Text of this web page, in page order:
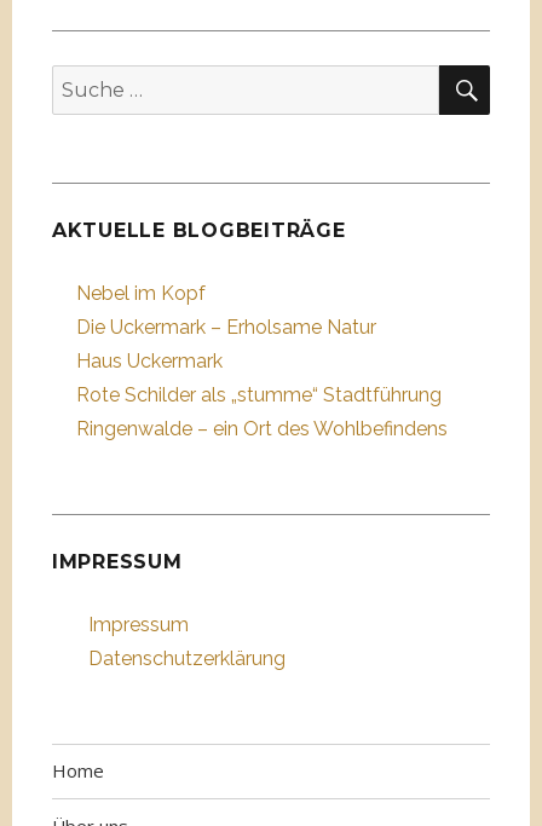
Suche
nach:
AKTUELLE BLOGBEITRÄGE
Nebel im Kopf
Die Uckermark – Erholsame Natur
Haus Uckermark
Rote Schilder als „stumme“ Stadtführung
Ringenwalde – ein Ort des Wohlbefindens
IMPRESSUM
Impressum
Datenschutzerklärung
Home